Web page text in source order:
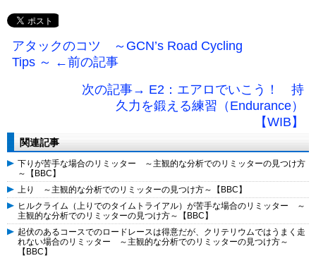
アタックのコツ ～GCN’s Road Cycling
Tips ～ ←前の記事
次の記事→ E2：エアロでいこう！ 持
久力を鍛える練習（Endurance）
【WIB】
関連記事
下りが苦手な場合のリミッター ～主観的な分析でのリミッターの見つけ方
～【BBC】
上り ～主観的な分析でのリミッターの見つけ方～【BBC】
ヒルクライム（上りでのタイムトライアル）が苦手な場合のリミッター ～
主観的な分析でのリミッターの見つけ方～【BBC】
起伏のあるコースでのロードレースは得意だが、クリテリウムではうまく走
れない場合のリミッター ～主観的な分析でのリミッターの見つけ方～
【BBC】